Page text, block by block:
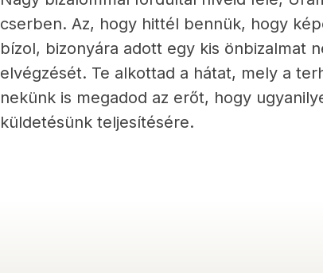
cserben. Az, hogy hittél bennük, hogy
bízol, bizonyára adott egy kis önbizalmat
elvégzését. Te alkottad a hátat, mely a
nekünk is megadod az erőt, hogy
küldetésünk teljesítésére.